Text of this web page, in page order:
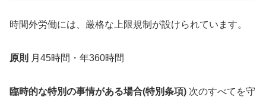
時間外労働には、厳格な上限規制が設けられています。
原則 月45時間・年360時間
臨時的な特別の事情がある場合(特別条項) 次のすべてを守